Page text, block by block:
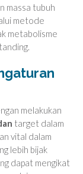
massa tubuh
metode
metabolisme
melakukan
target dalam
vital dalam
lebih bijak
dapat mengikat